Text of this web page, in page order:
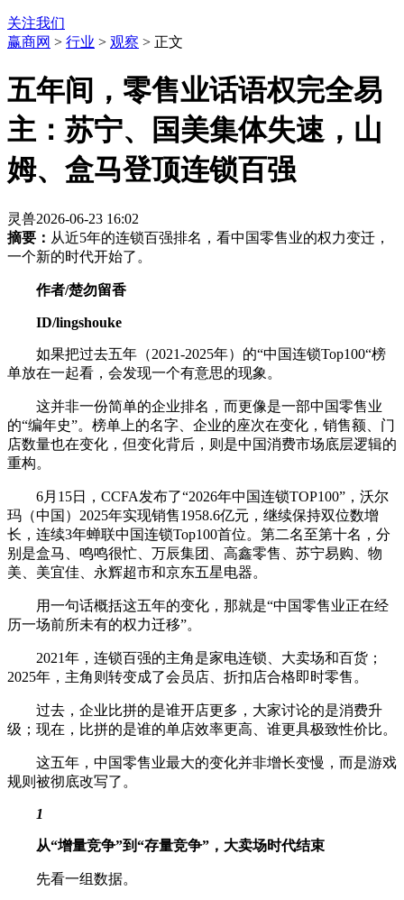
关注我们
赢商网 > 行业 > 观察 > 正文
五年间，零售业话语权完全易
主：苏宁、国美集体失速，山
姆、盒马登顶连锁百强
灵兽2026-06-23 16:02
摘要： 从近5年的连锁百强排名，看中国零售业的权力变迁，
一个新的时代开始了。
作者/楚勿留香
ID/lingshouke
如果把过去五年（2021-2025年）的“中国连锁Top100“榜
单放在一起看，会发现一个有意思的现象。
这并非一份简单的企业排名，而更像是一部中国零售业
的“编年史”。榜单上的名字、企业的座次在变化，销售额、门
店数量也在变化，但变化背后，则是中国消费市场底层逻辑的
重构。
6月15日，CCFA发布了“2026年中国连锁TOP100”，沃尔
玛（中国）2025年实现销售1958.6亿元，继续保持双位数增
长，连续3年蝉联中国连锁Top100首位。第二名至第十名，分
别是盒马、鸣鸣很忙、万辰集团、高鑫零售、苏宁易购、物
美、美宜佳、永辉超市和京东五星电器。
用一句话概括这五年的变化，那就是“中国零售业正在经
历一场前所未有的权力迁移”。
2021年，连锁百强的主角是家电连锁、大卖场和百货；
2025年，主角则转变成了会员店、折扣店合格即时零售。
过去，企业比拼的是谁开店更多，大家讨论的是消费升
级；现在，比拼的是谁的单店效率更高、谁更具极致性价比。
这五年，中国零售业最大的变化并非增长变慢，而是游戏
规则被彻底改写了。
1
从“增量竞争”到“存量竞争”，大卖场时代结束
先看一组数据。